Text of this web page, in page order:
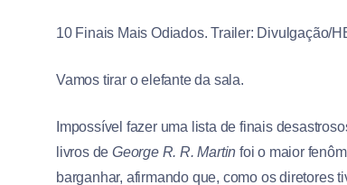
10 Finais Mais Odiados. Trailer: Divulgação/
Vamos tirar o elefante da sala.
Impossível fazer uma lista de finais
livros de George R. R. Martin foi o maior
barganhar, afirmando que, como os diretores